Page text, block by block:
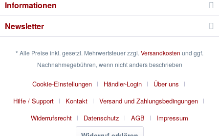
Informationen
Newsletter
* Alle Preise inkl. gesetzl. Mehrwertsteuer zzgl. Versandkosten und ggf.
Nachnahmegebühren, wenn nicht anders beschrieben
Cookie-Einstellungen Händler-Login
Über uns
Hilfe / Support
Kontakt
Versand und Zahlungsbedingungen
Widerrufsrecht
Datenschutz AGB Impressum